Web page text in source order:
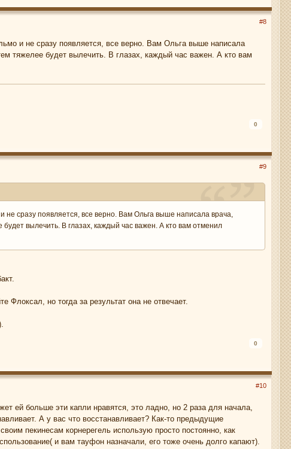
#8
и не сразу появляется, все верно. Вам Ольга выше написала
тяжелее будет вылечить. В глазах, каждый час важен. А кто вам
0
#9
сразу появляется, все верно. Вам Ольга выше написала врача,
вылечить. В глазах, каждый час важен. А кто вам отменил
но тогда за результат она не отвечает.
0
#10
ей больше эти капли нравятся, это ладно, но 2 раза для начала,
А у вас что восстанавливает? Как-то предыдущие
пекинесам корнерегель использую просто постоянно, как
и вам тауфон назначали, его тоже очень долго капают).